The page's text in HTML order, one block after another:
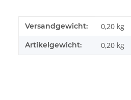
Produkteigenschaft
Wert
Versandgewicht: 0,20 kg
Artikelgewicht: 0,20 kg